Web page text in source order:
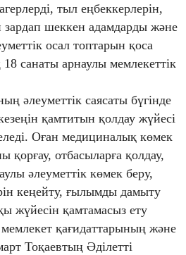
тыл еңбеккерлерін,
зардап шеккен адамдарды және
осал топтарын қоса
санаты арнаулы мемлекеттік
әлеуметтік саясаты бүгінде
қамтитын қолдау жүйесі
Оған медициналық көмек
қорғау, отбасыларға қолдау,
әлеуметтік көмек беру,
кеңейту, ғылымды дамыту
жүйесін қамтамасыз ету
мемлекет қағидаттарының және
Тоқаевтың Әділетті